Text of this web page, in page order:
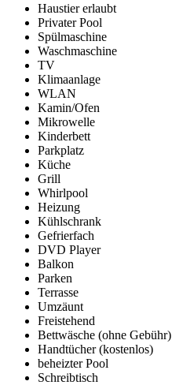
Haustier erlaubt
Privater Pool
Spülmaschine
Waschmaschine
TV
Klimaanlage
WLAN
Kamin/Ofen
Mikrowelle
Kinderbett
Parkplatz
Küche
Grill
Whirlpool
Heizung
Kühlschrank
Gefrierfach
DVD Player
Balkon
Parken
Terrasse
Umzäunt
Freistehend
Bettwäsche (ohne Gebühr)
Handtücher (kostenlos)
beheizter Pool
Schreibtisch